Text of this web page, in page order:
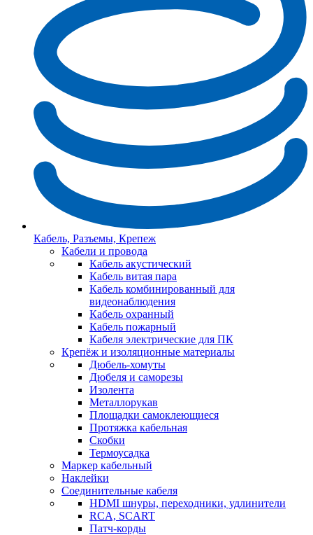
Кабель, Разъемы, Крепеж
Кабели и провода
Кабель акустический
Кабель витая пара
Кабель комбинированный для
видеонаблюдения
Кабель охранный
Кабель пожарный
Кабеля электрические для ПК
Крепёж и изоляционные материалы
Дюбель-хомуты
Дюбеля и саморезы
Изолента
Металлорукав
Площадки самоклеющиеся
Протяжка кабельная
Скобки
Термоусадка
Маркер кабельный
Наклейки
Соединительные кабеля
HDMI шнуры, переходники, удлинители
RCA, SCART
Патч-корды